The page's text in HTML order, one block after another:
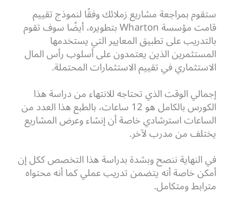
ستقوم بمراجعة مشاريع زملائك وفقًا لنموذج تقييم
قامت مؤسسة Wharton بتطويره، أيضًا سوف تقوم
بالتدريب على تطبيق المعايير التي يستخدمها
المستثمرين الذين يعتمدون على أسلوب رأس المال
الاستثماري في تقييم الاستثمارات المحتملة.
إجمالي الوقت الذي تحتاجه للانتهاء من دراسة هذا
الكورس بالكامل هو 12 ساعات، بالطبع هذا العدد من
الساعات استرشادي خاصة أن إنشاء وعرض المشاريع
يختلف من مدرب لآخر.
في النهاية ننصح وبشدة بدراسة هذا التخصص ككل إن
أمكن خاصة أنه يتضمن تدريب عملي كما أنه محتواه
مترابط ومتكامل.